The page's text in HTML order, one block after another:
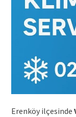
Erenköy ilçesinde